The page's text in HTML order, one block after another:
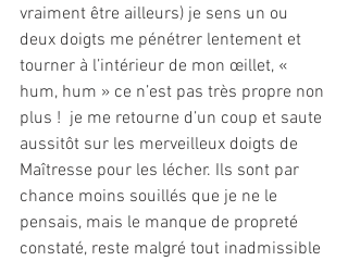
vraiment être ailleurs) je sens un ou
deux doigts me pénétrer lentement et
tourner à l’intérieur de mon œillet, «
hum, hum » ce n’est pas très propre non
plus !  je me retourne d’un coup et saute
aussitôt sur les merveilleux doigts de
Maîtresse pour les lécher. Ils sont par
chance moins souillés que je ne le
pensais, mais le manque de propreté
constaté, reste malgré tout inadmissible